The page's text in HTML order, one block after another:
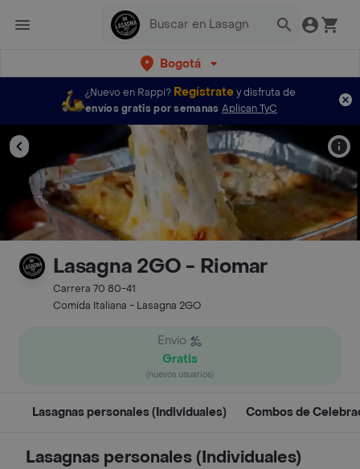
Bogotá
¿Nuevo en Rappi? Regístratey disfruta de
envíos gratis por semanas Aplican TyC
Lasagna 2GO - Riomar
Carrera 70 80-41
Comida Italiana - Lasagna 2GO
Envío
Gratis
(nuevos usuarios)
Lasagnas personales (Individuales) Combos de
Lasagnas personales (Individuales)